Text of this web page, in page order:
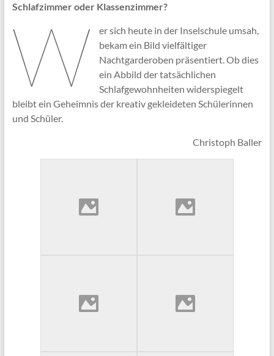
Schlafzimmer oder Klassenzimmer?
W
er sich heute in der Inselschule umsah,
bekam ein Bild vielfältiger
Nachtgarderoben präsentiert. Ob dies
ein Abbild der tatsächlichen
Schlafgewohnheiten widerspiegelt
bleibt ein Geheimnis der kreativ gekleideten Schülerinnen
und Schüler.
Christoph Baller